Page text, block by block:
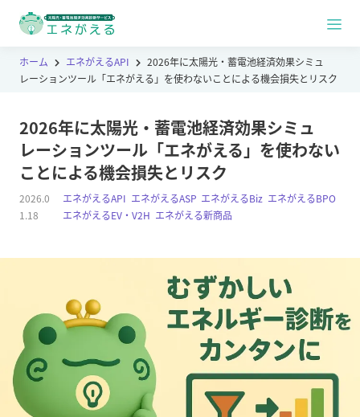
ホーム エネがえるAPI
2026年に太陽光・蓄電池経済効果シミュ
レーションツール「エネがえる」を使わないことによる機会損失とリスク
2026年に太陽光・蓄電池経済効果シミュ
レーションツール「エネがえる」を使わない
ことによる機会損失とリスク
エネがえるAPI エネがえるASP エネがえるBiz エネがえるBPO
エネがえるEV・V2H エネがえる新商品
2026.0
1.18